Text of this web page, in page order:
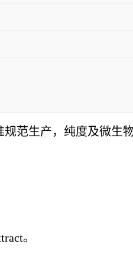
规范生产，纯度及微生
。